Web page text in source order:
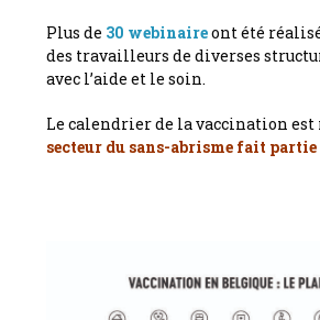
Plus de 30 webinaireont été
des travailleurs de diverses
avec l’aide et le soin.
Le calendrier de la vaccination
secteur du sans-abrisme fait partie